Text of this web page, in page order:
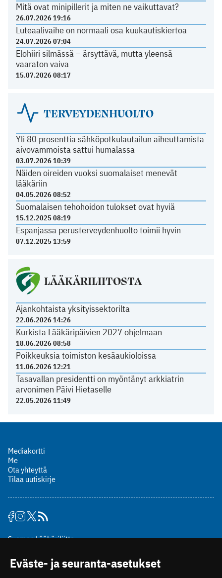
Mitä ovat minipillerit ja miten ne vaikuttavat?
26.07.2026 19:16
Luteaalivaihe on normaali osa kuukautiskiertoa
24.07.2026 07:04
Elohiiri silmässä – ärsyttävä, mutta yleensä
vaaraton vaiva
15.07.2026 08:17
TERVEYDENHUOLTO
Yli 80 prosenttia sähköpotkulautailun aiheuttamista
aivovammoista sattui humalassa
03.07.2026 10:39
Näiden oireiden vuoksi suomalaiset menevät
lääkäriin
04.05.2026 08:52
Suomalaisen tehohoidon tulokset ovat hyviä
15.12.2025 08:19
Espanjassa perusterveydenhuolto toimii hyvin
07.12.2025 13:59
LÄÄKÄRILIITOSTA
Ajankohtaista yksityissektorilta
22.06.2026 14:26
Kurkista Lääkäripäivien 2027 ohjelmaan
18.06.2026 08:58
Poikkeuksia toimiston kesäaukioloissa
11.06.2026 12:21
Tasavallan presidentti on myöntänyt arkkiatrin
arvonimen Päivi Hietaselle
22.05.2026 11:49
Mediakortti
Me
Ota yhteyttä
Tilaa uutiskirje
Suomen Lääkäriliitto
00510 Helsinki
puh. (09) 393 091
Eväste- ja seuranta-asetukset